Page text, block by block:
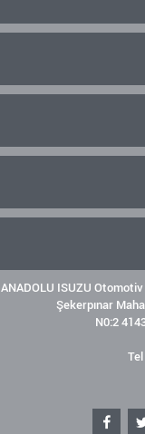
ANADOLU ISUZU
Şekerpınar
N0:2